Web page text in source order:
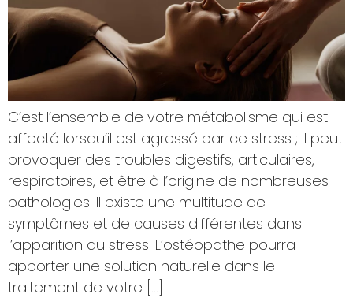
C’est l’ensemble de votre métabolisme qui est
affecté lorsqu’il est agressé par ce stress ; il peut
provoquer des troubles digestifs, articulaires,
respiratoires, et être à l’origine de nombreuses
pathologies. Il existe une multitude de
symptômes et de causes différentes dans
l’apparition du stress. L’ostéopathe pourra
apporter une solution naturelle dans le
traitement de votre […]